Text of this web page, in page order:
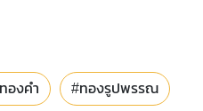
องคำ #ทองรูปพรรณ